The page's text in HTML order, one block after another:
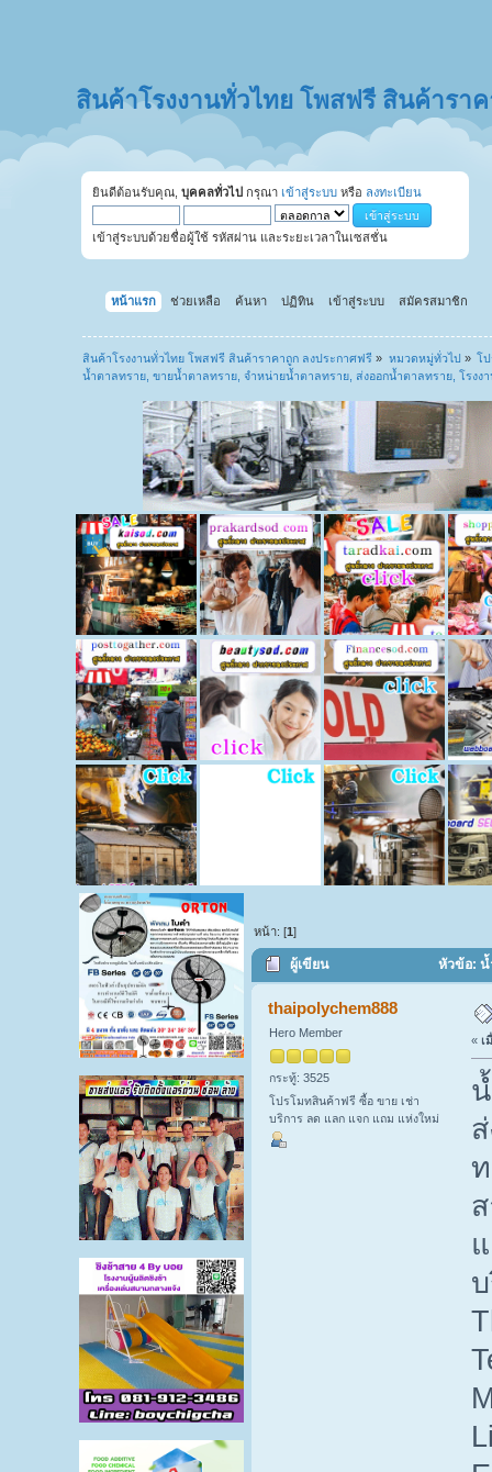
สินค้าโรงงานทั่วไทย โพสฟรี สินค้ารา
ยินดีต้อนรับคุณ, บุคคลทั่วไป กรุณา เข้าสู่ระบบ หรือ ลงทะเบียน
เข้าสู่ระบบด้วยชื่อผู้ใช้ รหัสผ่าน และระยะเวลาในเซสชั่น
หน้าแรก ช่วยเหลือ ค้นหา ปฏิทิน เข้าสู่ระบบ สมัครสมาชิก
สินค้าโรงงานทั่วไทย โพสฟรี สินค้าราคาถูก ลงประกาศฟรี » หมวดหมู่ทั่วไป » โ
น้ำตาลทราย, ขายน้ำตาลทราย, จำหน่ายน้ำตาลทราย, ส่งออกน้ำตาลทราย, โรงง
หน้า: [1]
ผู้เขียน หัวข้อ: น้
thaipolychem888
Hero Member
กระทู้: 3525
โปรโมทสินค้าฟรี ซื้อ ขาย เช่า
บริการ ลด แลก แจก แถม แห่งใหม่
« เ